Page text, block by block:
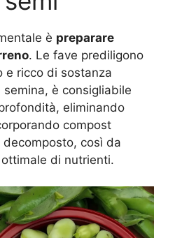
è preparare
. Le fave prediligono
e ricco di sostanza
è consigliabile
eliminando
compost
così da
di nutrienti.